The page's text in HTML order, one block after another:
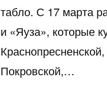
табло. С 17 марта
и «Яуза», которые
Покровской,…